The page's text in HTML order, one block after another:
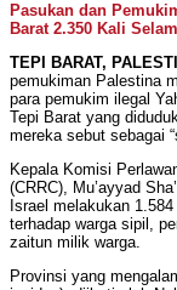
Pasukan dan
Barat 2.350 Kali
TEPI BARAT,
pemukiman Palestina
para pemukim ilegal
Tepi Barat yang
mereka sebut sebagai
Kepala Komisi
(CRRC), Mu’ayyad
Israel melakukan
terhadap warga sipil,
zaitun milik warga.
Provinsi yang